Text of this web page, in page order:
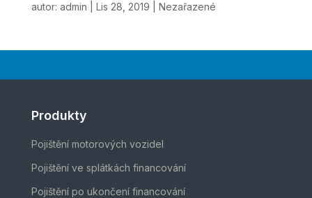
autor: admin Lis 28, 2019 | Nezařazené
Produkty
Pojištění motorových vozidel
Pojištění ve splátkách financování
Pojištění po ukončení financování